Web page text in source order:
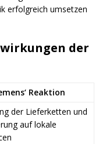
erfolgreich umsetzen
der
Reaktion
der Lieferketten und
auf lokale